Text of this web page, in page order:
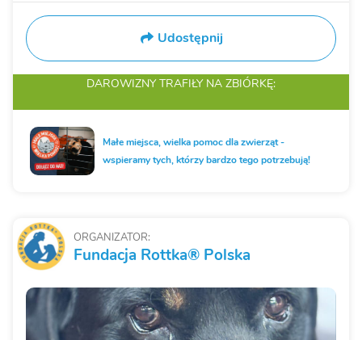
ORGANIZATOR:
Fundacja Rottka® Polska
Udostępnij
DAROWIZNY TRAFIŁY NA ZBIÓRKĘ:
Małe miejsca, wielka pomoc dla zwierząt -
wspieramy tych, którzy bardzo tego potrzebują!